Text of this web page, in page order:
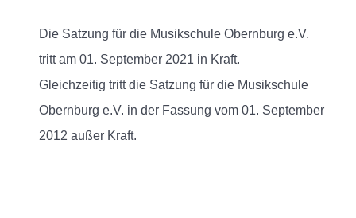
Die Satzung für die Musikschule Obernburg e.V.
tritt am 01. September 2021 in Kraft.
Gleichzeitig tritt die Satzung für die Musikschule
Obernburg e.V. in der Fassung vom 01. September
2012 außer Kraft.